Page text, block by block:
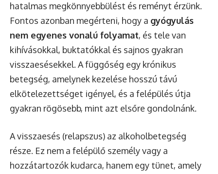
hatalmas megkönnyebbülést és reményt érzünk.
Fontos azonban megérteni, hogy a gyógyulás
nem egyenes vonalú folyamat, és tele van
kihívásokkal, buktatókkal és sajnos gyakran
visszaesésekkel. A függőség egy krónikus
betegség, amelynek kezelése hosszú távú
elkötelezettséget igényel, és a felépülés útja
gyakran rögösebb, mint azt elsőre gondolnánk.
A visszaesés (relapszus) az alkoholbetegség
része. Ez nem a felépülő személy vagy a
hozzátartozók kudarca, hanem egy tünet, amely